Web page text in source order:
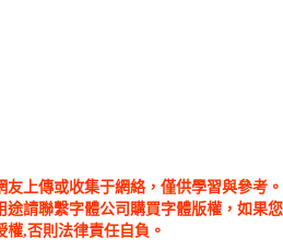
上傳或收集于網絡，僅供學習與參考。
途請聯繫字體公司購買字體版權，如果您
,否則法律責任自負。